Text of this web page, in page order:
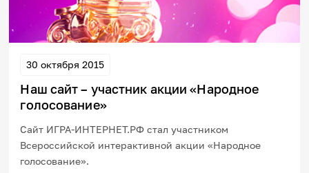
30 октября 2015
Наш сайт – участник акции «Народное
голосование»
Сайт ИГРА-ИНТЕРНЕТ.РФ стал участником
Всероссийской интерактивной акции «Народное
голосование».